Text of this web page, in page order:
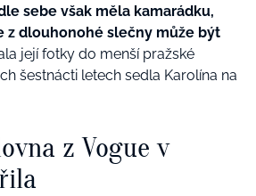
sebe však měla kamarádku,
z dlouhonohé slečny může být
její fotky do menší pražské
šestnácti letech sedla Karolína na
z Vogue v